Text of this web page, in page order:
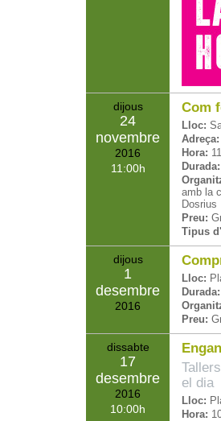
dijous
24
novembre
2016
11:00
Com
Lloc:
Adreça:
Hora:
Durada:
amb la
Dosrius
Preu:
Tipus
dijous
1
desembre
2016
Lloc:
Durada:
Preu:
dissabte
17
desembre
2016
10:00
el dia
Lloc:
Hora: